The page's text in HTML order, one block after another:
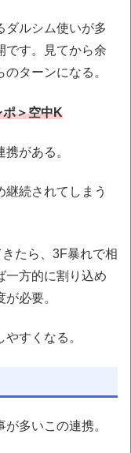
ダルシム使いが多
です。見てから余
ターンになる。
ポ＞空中K
がある。
続されてしまう
たら、3F暴れで相
一方的に割り込め
必要。
すくなる。
多いこの連携。